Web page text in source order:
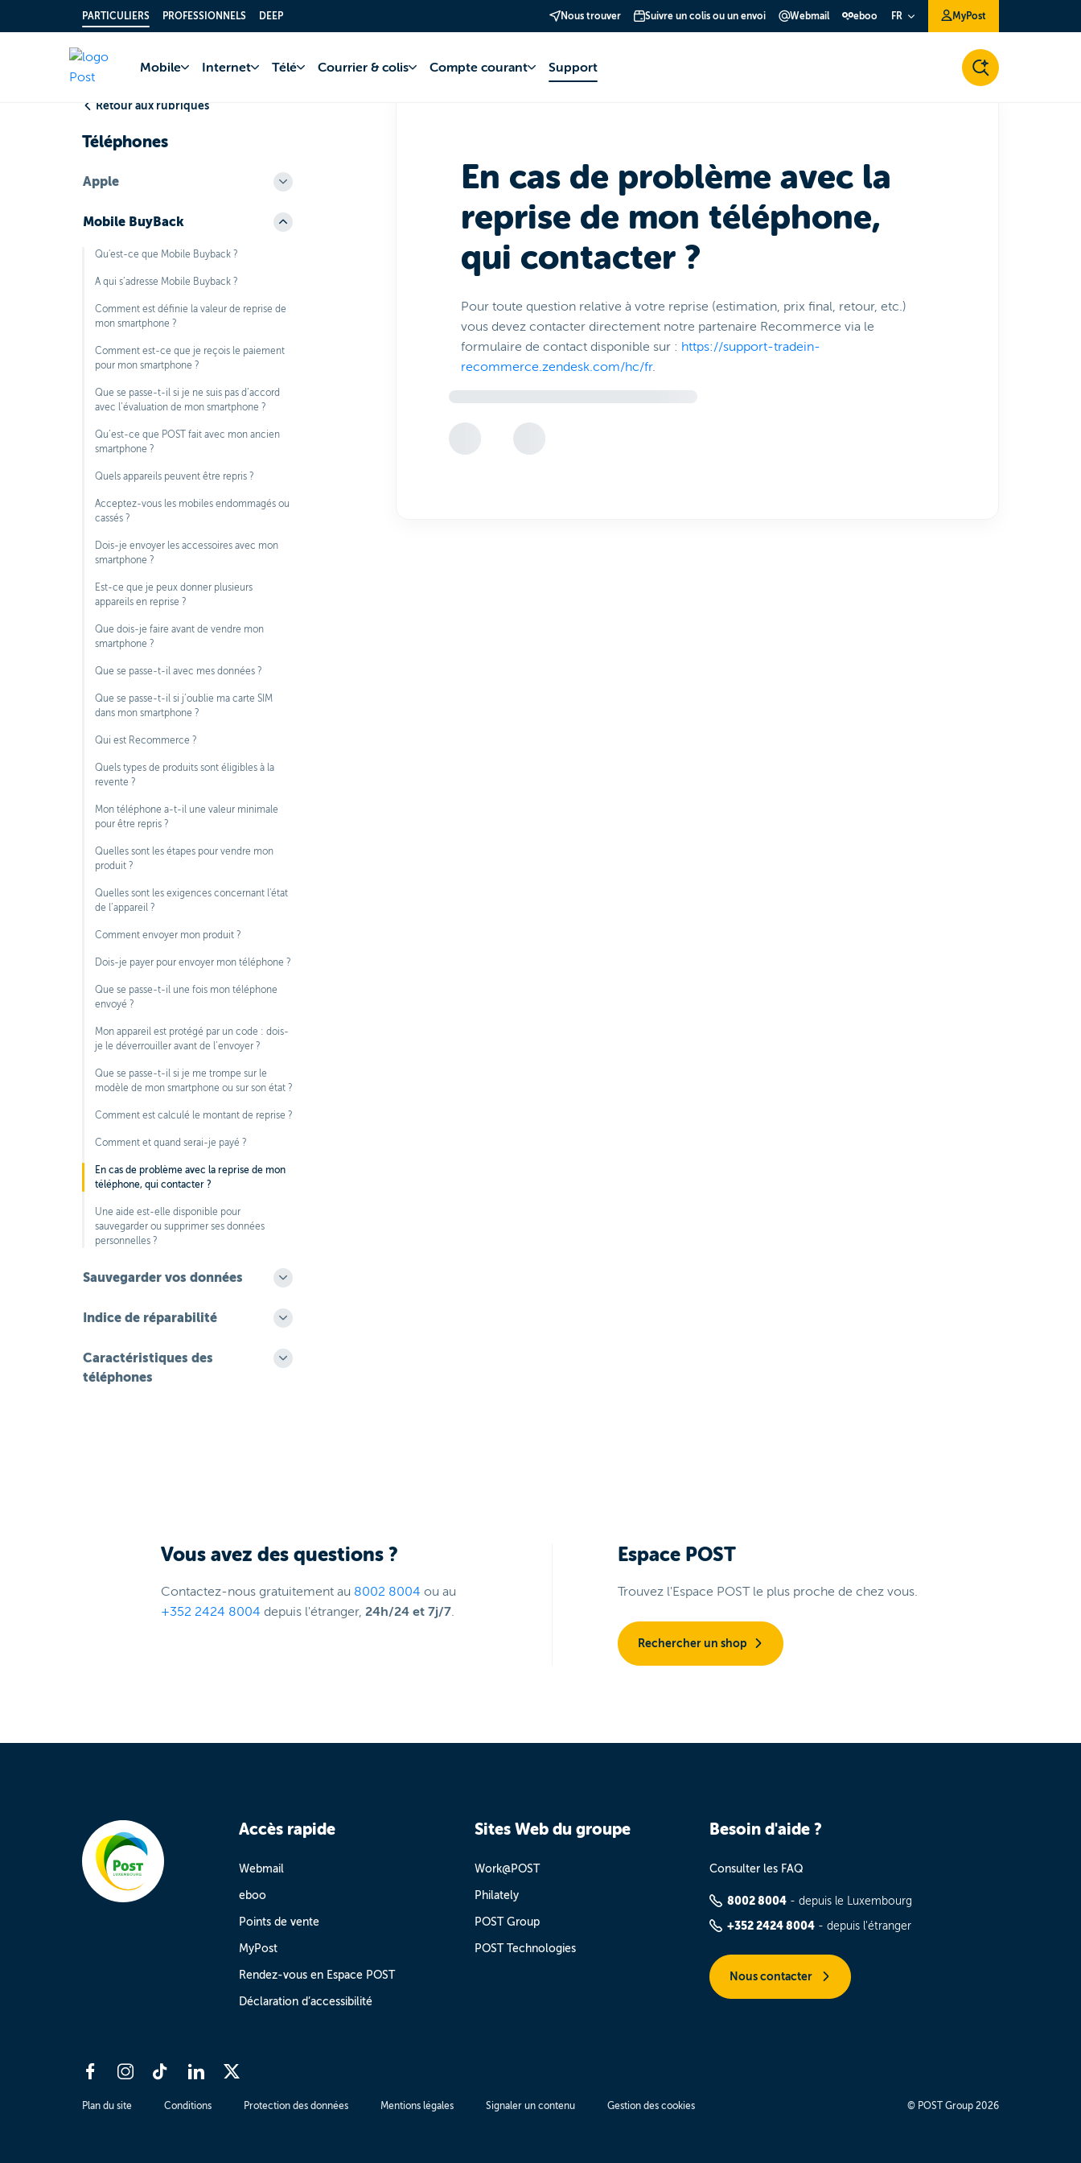
PARTICULIERS PROFESSIONNELS DEEP Nous trouver Suivre un colis ou un envoi Webmail eboo FR MyPost
Mobile Internet Télé Courrier & colis Compte courant Support
Retour aux rubriques
Téléphones
Apple
Mobile BuyBack
Qu'est-ce que Mobile Buyback ?
A qui s’adresse Mobile Buyback ?
Comment est définie la valeur de reprise de
mon smartphone ?
Comment est-ce que je reçois le paiement
pour mon smartphone ?
Que se passe-t-il si je ne suis pas d’accord
avec l’évaluation de mon smartphone ?
Qu’est-ce que POST fait avec mon ancien
smartphone ?
Quels appareils peuvent être repris ?
Acceptez-vous les mobiles endommagés ou
cassés ?
Dois-je envoyer les accessoires avec mon
smartphone ?
Est-ce que je peux donner plusieurs
appareils en reprise ?
Que dois-je faire avant de vendre mon
smartphone ?
Que se passe-t-il avec mes données ?
Que se passe-t-il si j’oublie ma carte SIM
dans mon smartphone ?
Qui est Recommerce ?
Quels types de produits sont éligibles à la
revente ?
Mon téléphone a-t-il une valeur minimale
pour être repris ?
Quelles sont les étapes pour vendre mon
produit ?
Quelles sont les exigences concernant l'état
de l’appareil ?
Comment envoyer mon produit ?
Dois-je payer pour envoyer mon téléphone ?
Que se passe-t-il une fois mon téléphone
envoyé ?
Mon appareil est protégé par un code : dois-
je le déverrouiller avant de l’envoyer ?
Que se passe-t-il si je me trompe sur le
modèle de mon smartphone ou sur son état ?
Comment est calculé le montant de reprise ?
Comment et quand serai-je payé ?
En cas de problème avec la reprise de mon
téléphone, qui contacter ?
Une aide est-elle disponible pour
sauvegarder ou supprimer ses données
personnelles ?
Sauvegarder vos données
Indice de réparabilité
Caractéristiques des
téléphones
En cas de problème avec la
reprise de mon téléphone,
qui contacter ?
Pour toute question relative à votre reprise (estimation, prix final, retour, etc.)
vous devez contacter directement notre partenaire Recommerce via le
formulaire de contact disponible sur : https://support-tradein-
recommerce.zendesk.com/hc/fr.
Vous avez des questions ?
Contactez-nous gratuitement au 8002 8004 ou au
+352 2424 8004 depuis l'étranger, 24h/24 et 7j/7.
Espace POST
Trouvez l'Espace POST le plus proche de chez vous.
Rechercher un shop
Accès rapide
Webmail
eboo
Points de vente
MyPost
Rendez-vous en Espace POST
Déclaration d’accessibilité
Sites Web du groupe
Work@POST
Philately
POST Group
POST Technologies
Besoin d'aide ?
Consulter les FAQ
8002 8004 - depuis le Luxembourg
+352 2424 8004 - depuis l'étranger
Nous contacter
Plan du site Conditions Protection des données Mentions légales Signaler un contenu Gestion des cookies © POST Group 2026